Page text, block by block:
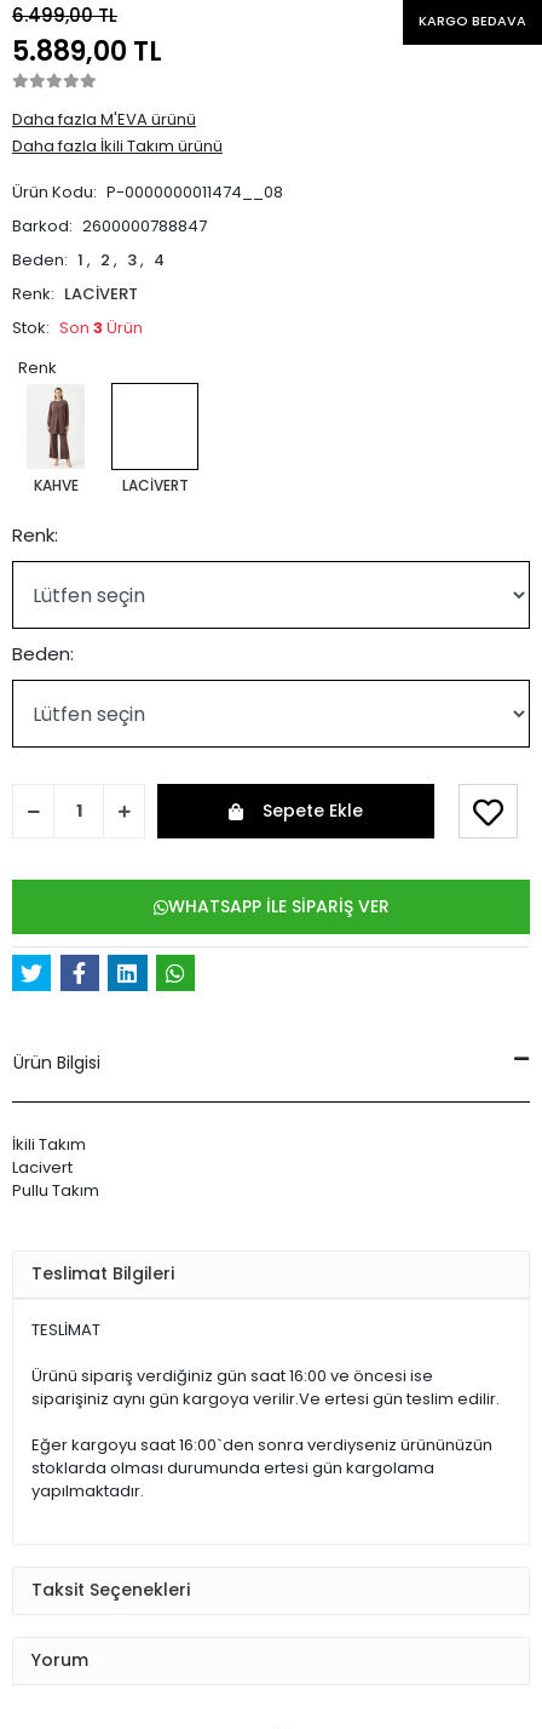
6.499,00 TL
5.889,00 TL
KARGO BEDAVA
Daha fazla M'EVA ürünü
Daha fazla İkili Takım ürünü
Ürün Kodu: P-0000000011474__08
Barkod: 2600000788847
Beden: 1 , 2 , 3, 4
Renk: LACİVERT
Stok: Son 3Ürün
Renk
KAHVE LACİVERT
Renk:
Beden:
Sepete Ekle
WHATSAPP İLE SİPARİŞ VER
Ürün Bilgisi
İkili Takım
Lacivert
Pullu Takım
Teslimat Bilgileri
TESLİMAT
Ürünü sipariş verdiğiniz gün saat 16:00 ve öncesi ise
siparişiniz aynı gün kargoya verilir.Ve ertesi gün teslim edilir.
Eğer kargoyu saat 16:00`den sonra verdiyseniz ürününüzün
stoklarda olması durumunda ertesi gün kargolama
yapılmaktadır.
Taksit Seçenekleri
Yorum